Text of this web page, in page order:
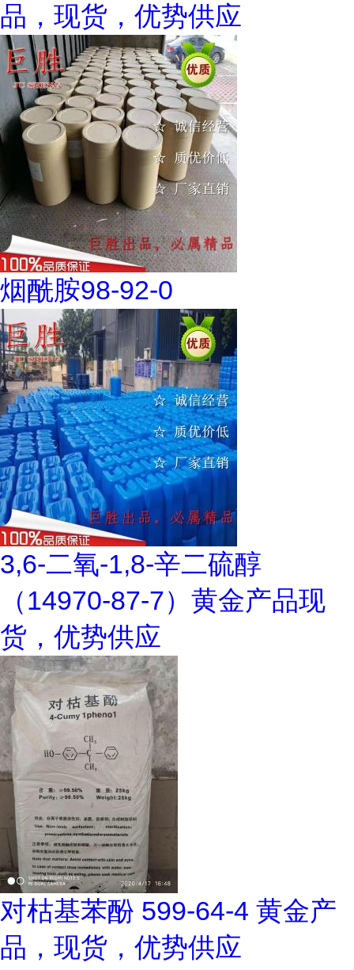
品，现货，优势供应
烟酰胺98-92-0
3,6-二氧-1,8-辛二硫醇
（14970-87-7）黄金产品现
货，优势供应
对枯基苯酚 599-64-4 黄金产
品，现货，优势供应